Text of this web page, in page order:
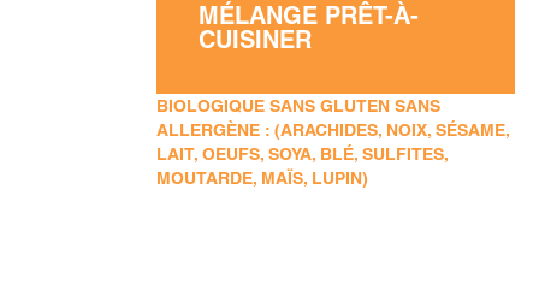
MÉLANGE PRÊT-À-
CUISINER
BIOLOGIQUE SANS GLUTEN SANS
ALLERGÈNE : (ARACHIDES, NOIX, SÉSAME,
LAIT, OEUFS, SOYA, BLÉ, SULFITES,
MOUTARDE, MAÏS, LUPIN)